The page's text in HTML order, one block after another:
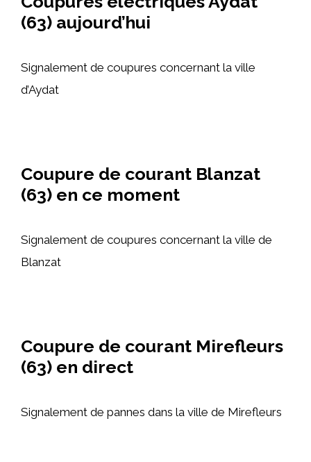
(63) aujourd’hui
Signalement de coupures concernant la ville
d’Aydat
Coupure de courant Blanzat
(63) en ce moment
Signalement de coupures concernant la ville de
Blanzat
Coupure de courant Mirefleurs
(63) en direct
Signalement de pannes dans la ville de Mirefleurs